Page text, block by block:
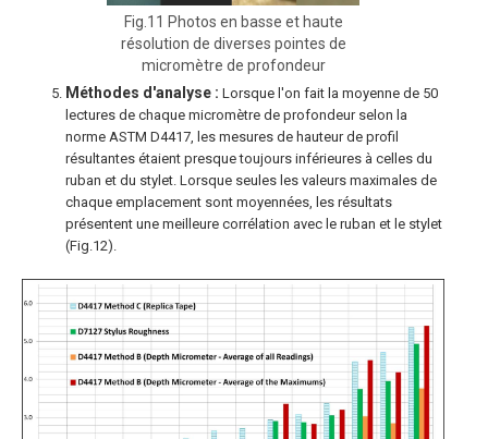
Fig.11 Photos en basse et haute
résolution de diverses pointes de
micromètre de profondeur
Méthodes d'analyse : Lorsque l'on fait la moyenne de 50
lectures de chaque micromètre de profondeur selon la
norme ASTM D4417, les mesures de hauteur de profil
résultantes étaient presque toujours inférieures à celles du
ruban et du stylet. Lorsque seules les valeurs maximales de
chaque emplacement sont moyennées, les résultats
présentent une meilleure corrélation avec le ruban et le stylet
(Fig.12).